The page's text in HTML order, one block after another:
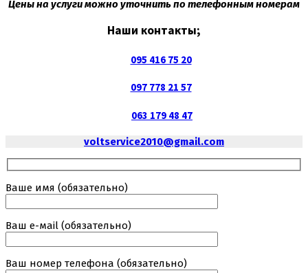
Цены на услуги можно уточнить по телефонным номерам
Наши контакты;
095 416 75 20
097 778 21 57
063 179 48 47
voltservice2010@gmail.com
Ваше имя (обязательно)
Ваш е-маil (обязательно)
Ваш номер телефона (обязательно)